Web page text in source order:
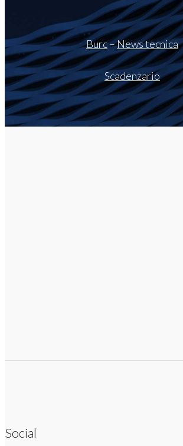
Burc–News tecnica
Scadenzario
Social